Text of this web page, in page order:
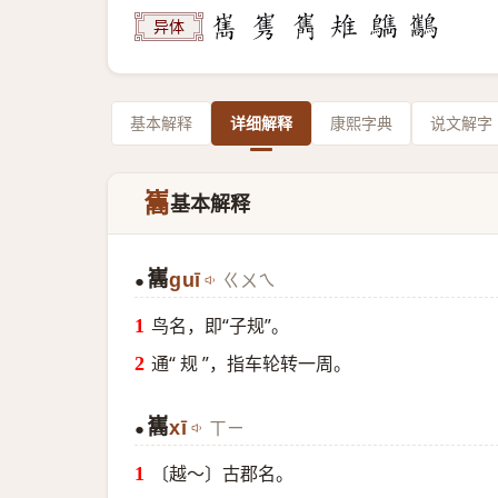
异体
基本解释 详细解释 康熙字典 说文解字
巂基本解释
● 巂guī ㄍㄨㄟ
鸟名，即“子规”。
通“ 规 ”，指车轮转一周。
● 巂xī ㄒㄧ
〔越～〕古郡名。